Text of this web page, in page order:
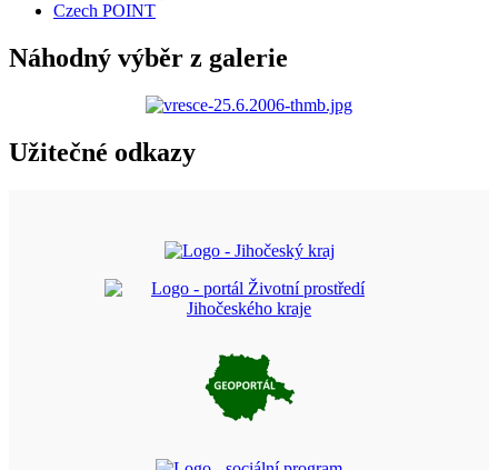
Czech POINT
Náhodný výběr z galerie
Užitečné odkazy